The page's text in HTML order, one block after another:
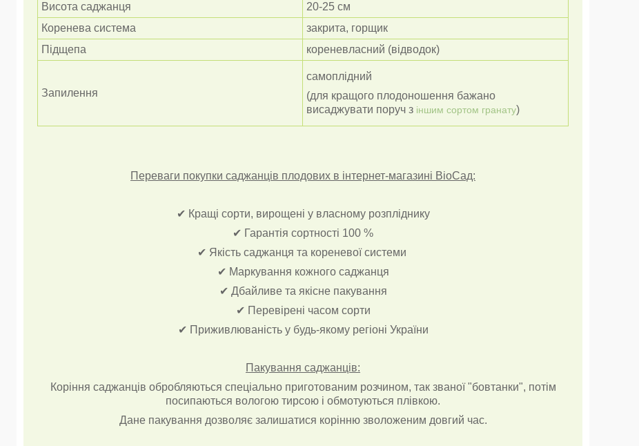
Висота саджанця
20-25 см
Коренева система
закрита, горщик
Підщепа
кореневласний (відводок)
Запилення
самоплідний
(для кращого плодоношення бажано
висаджувати поруч з іншим сортом гранату)
Переваги покупки саджанців плодових в інтернет-магазині ВіоСад:
✔ Кращі сорти, вирощені у власному розпліднику
✔ Гарантія сортності 100 %
✔ Якість саджанця та кореневої системи
✔ Маркування кожного саджанця
✔ Дбайливе та якісне пакування
✔ Перевірені часом сорти
✔ Приживлюваність у будь-якому регіоні України
Пакування саджанців:
Коріння саджанців обробляються спеціально приготованим розчином, так званої "бовтанки", потім
посипаються вологою тирсою і обмотуються плівкою.
Дане пакування дозволяє залишатися корінню зволоженим довгий час.